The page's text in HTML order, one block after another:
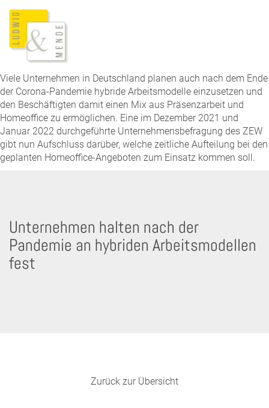
Viele Unternehmen in Deutschland planen auch nach dem Ende
der Corona-Pandemie hybride Arbeitsmodelle einzusetzen und
den Beschäftigten damit einen Mix aus Präsenzarbeit und
Homeoffice zu ermöglichen. Eine im Dezember 2021 und
Januar 2022 durchgeführte Unternehmensbefragung des ZEW
gibt nun Aufschluss darüber, welche zeitliche Aufteilung bei den
geplanten Homeoffice-Angeboten zum Einsatz kommen soll.
Unternehmen halten nach der
Pandemie an hybriden Arbeitsmodellen
fest
Zurück zur Übersicht